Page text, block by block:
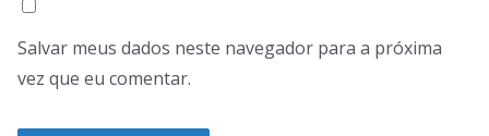
Salvar meus dados neste navegador para a próxima
vez que eu comentar.